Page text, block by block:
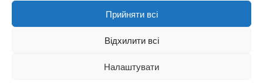
Прийняти всі
Відхилити всі
Налаштувати
+
© 2026 Українці поруч · Зроблено з
для нашої спільноти